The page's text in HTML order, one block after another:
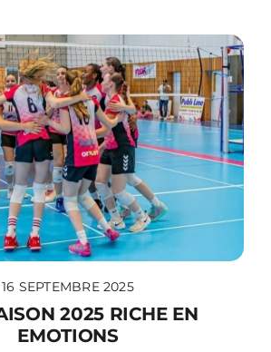
16 SEPTEMBRE 2025
2025 RICHE EN
EMOTIONS